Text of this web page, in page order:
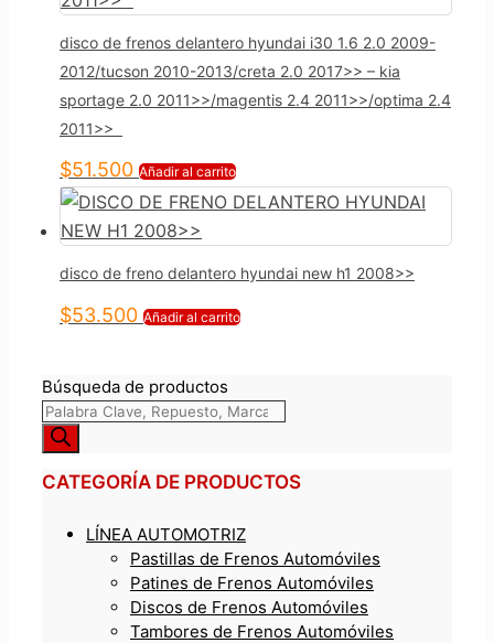
disco de frenos delantero hyundai i30 1.6 2.0 2009-
2012/tucson 2010-2013/creta 2.0 2017>> – kia
sportage 2.0 2011>>/magentis 2.4 2011>>/optima 2.4
2011>>
$51.500 Añadir al carrito
disco de freno delantero hyundai new h1 2008>>
$53.500 Añadir al carrito
Búsqueda de productos
CATEGORÍA DE PRODUCTOS
LÍNEA AUTOMOTRIZ
Pastillas de Frenos Automóviles
Patines de Frenos Automóviles
Discos de Frenos Automóviles
Tambores de Frenos Automóviles